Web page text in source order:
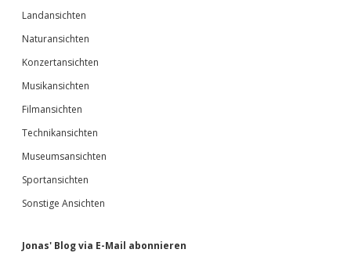
Landansichten
Naturansichten
Konzertansichten
Musikansichten
Filmansichten
Technikansichten
Museumsansichten
Sportansichten
Sonstige Ansichten
Jonas' Blog via E-Mail abonnieren